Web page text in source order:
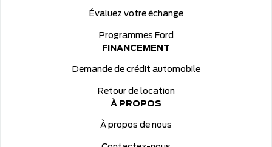
Évaluez votre échange
Programmes Ford
FINANCEMENT
Demande de crédit automobile
Retour de location
À PROPOS
À propos de nous